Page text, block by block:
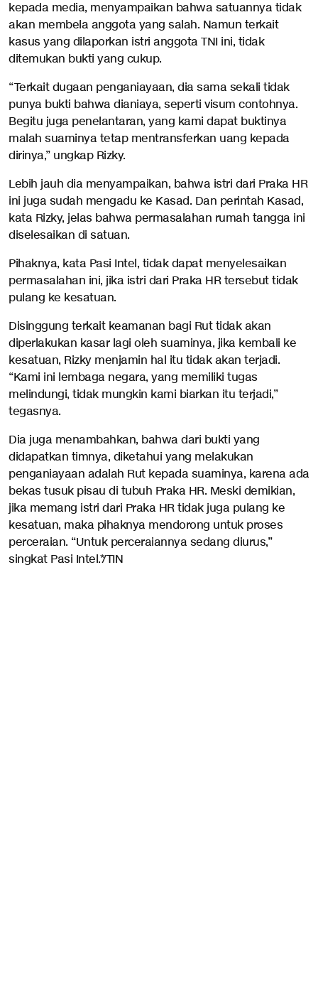
kepada media, menyampaikan bahwa satuannya tidak
akan membela anggota yang salah. Namun terkait
kasus yang dilaporkan istri anggota TNI ini, tidak
ditemukan bukti yang cukup.
“Terkait dugaan penganiayaan, dia sama sekali tidak
punya bukti bahwa dianiaya, seperti visum contohnya.
Begitu juga penelantaran, yang kami dapat buktinya
malah suaminya tetap mentransferkan uang kepada
dirinya,” ungkap Rizky.
Lebih jauh dia menyampaikan, bahwa istri dari Praka HR
ini juga sudah mengadu ke Kasad. Dan perintah Kasad,
kata Rizky, jelas bahwa permasalahan rumah tangga ini
diselesaikan di satuan.
Pihaknya, kata Pasi Intel, tidak dapat menyelesaikan
permasalahan ini, jika istri dari Praka HR tersebut tidak
pulang ke kesatuan.
Disinggung terkait keamanan bagi Rut tidak akan
diperlakukan kasar lagi oleh suaminya, jika kembali ke
kesatuan, Rizky menjamin hal itu tidak akan terjadi.
“Kami ini lembaga negara, yang memiliki tugas
melindungi, tidak mungkin kami biarkan itu terjadi,”
tegasnya.
Dia juga menambahkan, bahwa dari bukti yang
didapatkan timnya, diketahui yang melakukan
penganiayaan adalah Rut kepada suaminya, karena ada
bekas tusuk pisau di tubuh Praka HR. Meski demikian,
jika memang istri dari Praka HR tidak juga pulang ke
kesatuan, maka pihaknya mendorong untuk proses
perceraian. “Untuk perceraiannya sedang diurus,”
singkat Pasi Intel.*/TIN